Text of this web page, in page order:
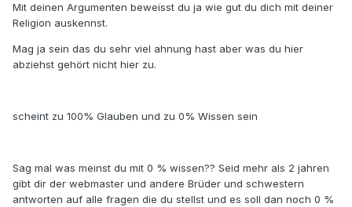
Mit deinen Argumenten beweisst du ja wie gut du dich mit deiner
Religion auskennst.
Mag ja sein das du sehr viel ahnung hast aber was du hier
abziehst gehört nicht hier zu.
scheint zu 100% Glauben und zu 0% Wissen sein
Sag mal was meinst du mit 0 % wissen?? Seid mehr als 2 jahren
gibt dir der webmaster und andere Brüder und schwestern
antworten auf alle fragen die du stellst und es soll dan noch 0 %